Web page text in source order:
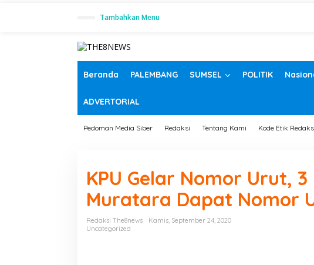
Tambahkan Menu
Beranda PALEMBANG SUMSEL POLITIK
ADVERTORIAL
Pedoman Media Siber Redaksi Tentang Kami Kode Etik
KPU Gelar Nomor Urut,
Muratara Dapat Nomor
Redaksi The8news
Kamis, September 24, 2020
Uncategorized